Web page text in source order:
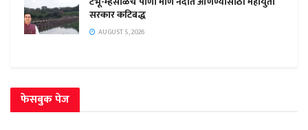
सरकार कटिबद्ध
AUGUST 5, 2026
फेसबुक पेज